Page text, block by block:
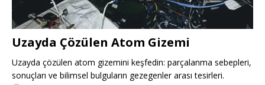
Uzayda Çözülen Atom Gizemi
Uzayda çözülen atom gizemini keşfedin: parçalanma sebepleri,
sonuçları ve bilimsel bulguların gezegenler arası tesirleri.